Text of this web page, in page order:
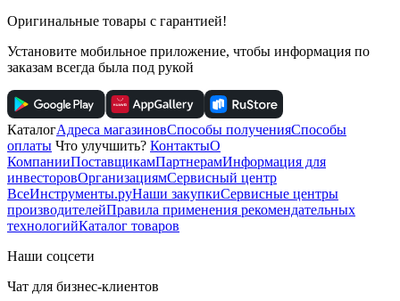
Оригинальные товары с гарантией!
Установите мобильное приложение, чтобы информация по
заказам всегда была под рукой
КаталогАдреса магазиновСпособы полученияСпособы
оплаты Что улучшить? КонтактыО
КомпанииПоставщикамПартнерамИнформация для
инвесторовОрганизациямСервисный центр
ВсеИнструменты.руНаши закупкиСервисные центры
производителейПравила применения рекомендательных
технологийКаталог товаров
Наши соцсети
Чат для бизнес-клиентов